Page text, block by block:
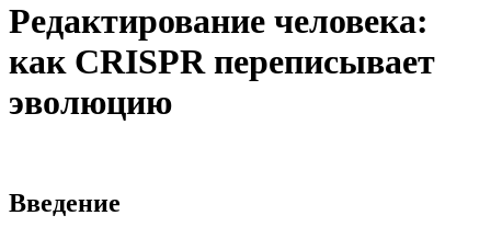
Редактирование человека:
как CRISPR переписывает
эволюцию
Введение